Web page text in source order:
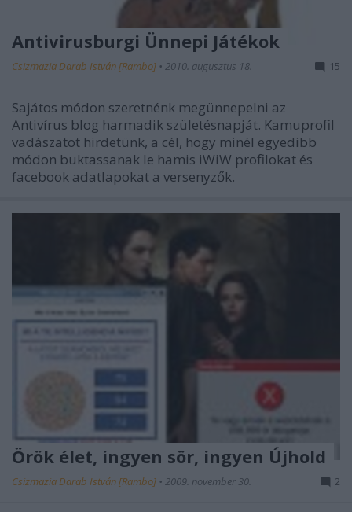
Antivirusburgi Ünnepi Játékok
Csizmazia Darab István [Rambo] • 2010. augusztus 18. 15
Sajátos módon szeretnénk megünnepelni az
Antivírus blog harmadik születésnapját. Kamuprofil
vadászatot hirdetünk, a cél, hogy minél egyedibb
módon buktassanak le hamis iWiW profilokat és
facebook adatlapokat a versenyzők.
Örök élet, ingyen sör, ingyen Újhold
Csizmazia Darab István [Rambo] • 2009. november 30. 2